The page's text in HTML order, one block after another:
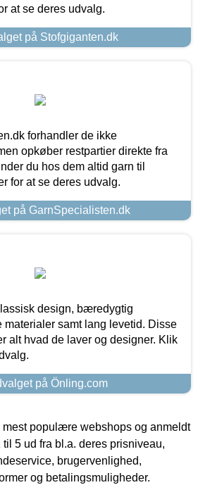
at se deres udvalg.
på Stofgiganten.dk
forhandler de ikke
opkøber restpartier direkte fra
du hos dem altid garn til
for at se deres udvalg.
på GarnSpecialisten.dk
design, bæredygtig
materialer samt lang levetid. Disse
alt hvad de laver og designer. Klik
på Önling.com
populære webshops og anmeldt
5 ud fra bl.a. deres prisniveau,
brugervenlighed,
og betalingsmuligheder.